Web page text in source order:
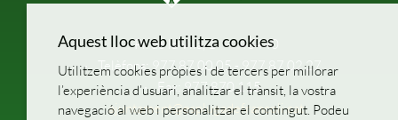
Pl. de la Vila, 1
43440
Telèfons: 977 87 00 05 - 977 87 02 27
Fax: 977 870 115
ajuntament@esplugadefrancoli.cat
Aquest lloc web utilitza cookies
Utilitzem cookies pròpies i de tercers per millorar
l’experiència d’usuari, analitzar el trànsit, la vostra
navegació al web i personalitzar el contingut. Podeu